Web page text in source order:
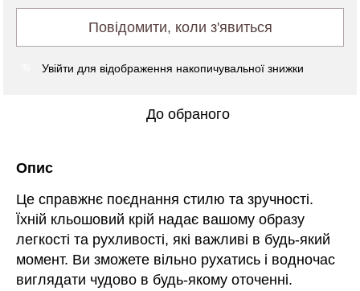
Повідомити, коли з'явиться
Увійти для відображення накопичувальної знижки
До обраного
Опис
Це справжнє поєднання стилю та зручності.
Їхній кльошовий крій надає вашому образу
легкості та рухливості, які важливі в будь-який
момент. Ви зможете вільно рухатись і водночас
виглядати чудово в будь-якому оточенні.